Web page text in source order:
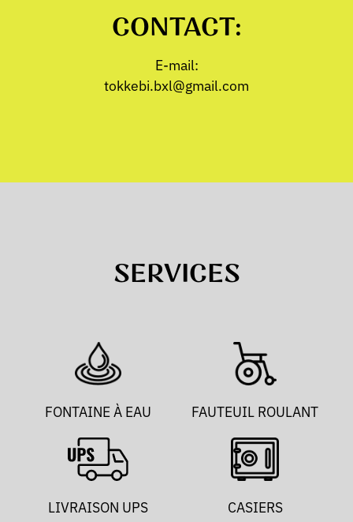
CONTACT:
E-mail:
tokkebi.bxl@gmail.com
SERVICES
FONTAINE À EAU FAUTEUIL ROULANT
LIVRAISON UPS CASIERS